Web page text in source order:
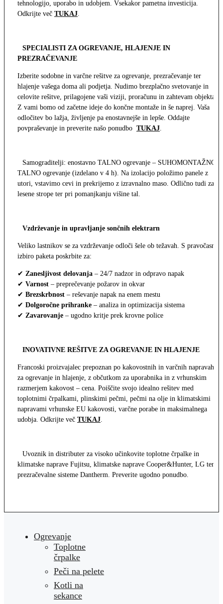
tehnologijo, uporabo in udobjem. Vsekakor pametna investicija.
Odkrijte več TUKAJ.
SPECIALISTI ZA OGREVANJE, HLAJENJE IN
PREZRAČEVANJE
Izberite sodobne in varčne rešitve za ogrevanje, prezračevanje ter
hlajenje vašega doma ali podjetja. Nudimo brezplačno svetovanje in
celovite rešitve, prilagojene vaši viziji, proračunu in zahtevam objekta.
Z vami bomo od začetne ideje do končne montaže in še naprej. Vaša
odločitev bo lažja, življenje pa enostavnejše in lepše. Oddajte
povpraševanje in preverite našo ponudbo TUKAJ.
Samograditelji: enostavno TALNO ogrevanje – SUHOMONTAŽNO
TALNO ogrevanje (izdelano v 4 h). Na izolacijo položimo panele z
utori, vstavimo cevi in prekrijemo z izravnalno maso. Odlično tudi za
lesene strope ter pri pomanjkanju višine tal.
Vzdrževanje in upravljanje sončnih elektrarn
Veliko lastnikov se za vzdrževanje odloči šele ob težavah. S pravočasno
izbiro paketa poskrbite za:
✔ Zanesljivost delovanja – 24/7 nadzor in odpravo napak
✔ Varnost – preprečevanje požarov in okvar
✔ Brezskrbnost – reševanje napak na enem mestu
✔ Dolgoročne prihranke – analiza in optimizacija sistema
✔ Zavarovanje – ugodno kritje prek krovne police
INOVATIVNE REŠITVE ZA OGREVANJE IN HLAJENJE
Francoski proizvajalec prepoznan po kakovostnih in varčnih napravah
za ogrevanje in hlajenje, z občutkom za uporabnika in z vrhunskim
razmerjem kakovost – cena. Poiščite svojo idealno rešitev med
toplotnimi črpalkami, plinskimi pečmi, pečmi na olje in klimatskimi
napravami vrhunske EU kakovosti, varčne porabe in maksimalnega
udobja. Odkrijte več TUKAJ.
Uvoznik in distributer za visoko učinkovite toplotne črpalke in
klimatske naprave Fujitsu, klimatske naprave Cooper&Hunter, LG ter
prezračevalne sisteme Dantherm. Preverite ugodno ponudbo.
Ogrevanje
Toplotne
črpalke
Peči na pelete
Kotli na
sekance